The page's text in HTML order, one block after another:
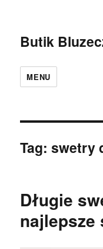
Butik
MENU
Tag:swetry
Długie
najlepsze